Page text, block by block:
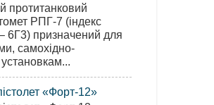
протитанковий
РПГ-7 (індекс
6Г3) призначений для
самохідно-
«Форт-12»